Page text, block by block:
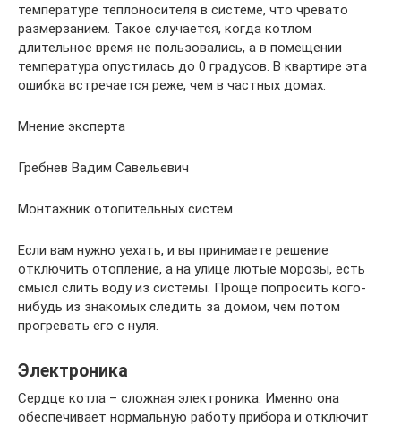
температуре теплоносителя в системе, что чревато
размерзанием. Такое случается, когда котлом
длительное время не пользовались, а в помещении
температура опустилась до 0 градусов. В квартире эта
ошибка встречается реже, чем в частных домах.
Мнение эксперта
Гребнев Вадим Савельевич
Монтажник отопительных систем
Если вам нужно уехать, и вы принимаете решение
отключить отопление, а на улице лютые морозы, есть
смысл слить воду из системы. Проще попросить кого-
нибудь из знакомых следить за домом, чем потом
прогревать его с нуля.
Электроника
Сердце котла – сложная электроника. Именно она
обеспечивает нормальную работу прибора и отключит